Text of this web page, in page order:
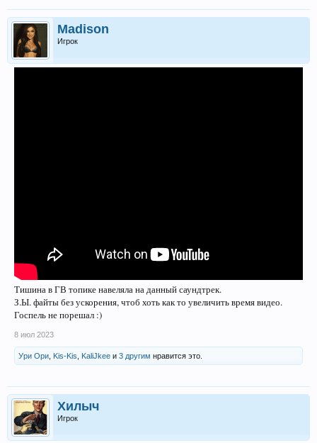
Madison
Игрок
Тишина в ГВ топике навеляла на данный саундтрек.
З.Ы. файты без ускорения, чтоб хоть как то увеличить время видео.
Госпель не порешал :)
8 июл 2023
Ури Ори Kis-Kis KaliJkee и 3 другим нравится это.
Хилыч
Игрок